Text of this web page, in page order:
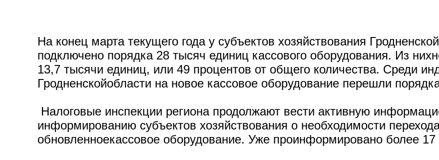
На конец марта текущего года у субъектов хозяйствования
подключено порядка 28 тысяч единиц кассового оборудования. Из
13,7 тысячи единиц, или 49 процентов от общего количества. Среди
Гродненскойобласти на новое кассовое оборудование перешли
Налоговые инспекции региона продолжают вести активную
информированию субъектов хозяйствования о необходимости
обновленноекассовое оборудование. Уже проинформировано более 17